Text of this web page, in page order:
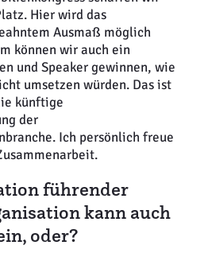
Hier wird das
Ausmaß möglich
können wir auch ein
und Speaker gewinnen, wie
umsetzen würden. Das ist
künftige
der
Ich persönlich freue
führender
kann auch
oder?